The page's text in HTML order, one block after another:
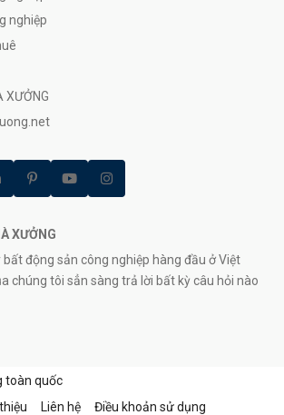
nghiệp
XƯỞNG
XƯỞNG
bất động sản công nghiệp hàng đầu ở Việt
chúng tôi sẳn sàng trả lời bất kỳ câu hỏi nào
toàn quốc
Liên hệ
Điều khoản sử dụng